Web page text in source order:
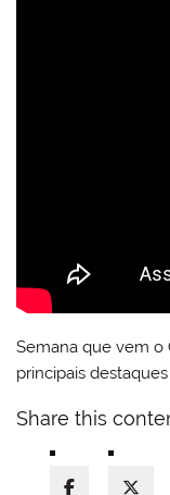
Semana que vem o
principais
Share this